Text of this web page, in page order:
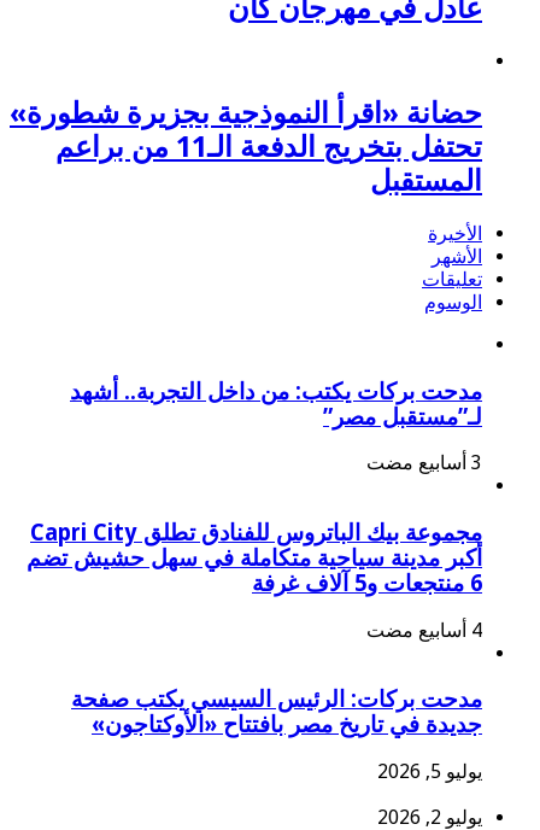
عادل في مهرجان كان
حضانة «اقرأ النموذجية بجزيرة شطورة»
تحتفل بتخريج الدفعة الـ11 من براعم
المستقبل
الأخيرة
الأشهر
تعليقات
الوسوم
مدحت بركات يكتب: من داخل التجربة.. أشهد
لـ”مستقبل مصر”
مجموعة بيك الباتروس للفنادق تطلق Capri City
أكبر مدينة سياحية متكاملة في سهل حشيش تضم
6 منتجعات و5 آلاف غرفة
مدحت بركات: الرئيس السيسي يكتب صفحة
جديدة في تاريخ مصر بافتتاح «الأوكتاجون»
يوليو 5, 2026
يوليو 2, 2026